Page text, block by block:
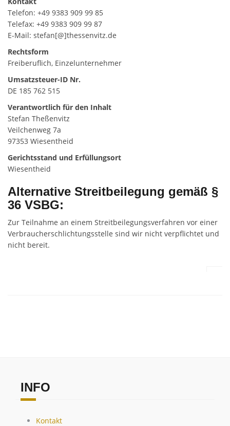
Telefon: +49 9383 909 99 85
Telefax: +49 9383 909 99 87
E-Mail: stefan[@]thessenvitz.de
Rechtsform
Freiberuflich, Einzelunternehmer
Umsatzsteuer-ID Nr.
DE 185 762 515
Verantwortlich für den Inhalt
Stefan Theßenvitz
Veilchenweg 7a
97353 Wiesentheid
Gerichtsstand und Erfüllungsort
Wiesentheid
Alternative Streitbeilegung gemäß §
36 VSBG:
Zur Teilnahme an einem Streitbeilegungsverfahren vor einer
Verbraucherschlichtungsstelle sind wir nicht verpflichtet und
nicht bereit.
INFO
Kontakt